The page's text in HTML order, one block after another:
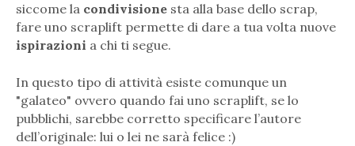
siccome la condivisione sta alla base dello scrap,
fare uno scraplift permette di dare a tua volta nuove
ispirazioni a chi ti segue.
In questo tipo di attività esiste comunque un
"galateo" ovvero quando fai uno scraplift, se lo
pubblichi, sarebbe corretto specificare l’autore
dell’originale: lui o lei ne sarà felice :)